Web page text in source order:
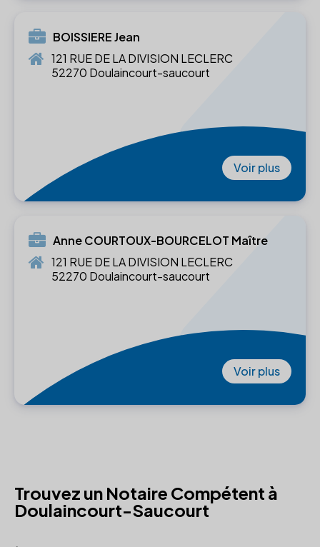
BOISSIERE Jean
121 RUE DE LA DIVISION LECLERC
52270 Doulaincourt-saucourt
Voir plus
Anne COURTOUX-BOURCELOT Maître
121 RUE DE LA DIVISION LECLERC
52270 Doulaincourt-saucourt
Voir plus
Trouvez un Notaire Compétent à
Doulaincourt-Saucourt